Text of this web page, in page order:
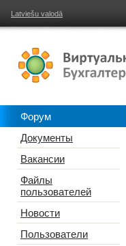
Latviešu valodā
Форум
Документы
Вакансии
Файлы
пользователей
Новости
Пользователи